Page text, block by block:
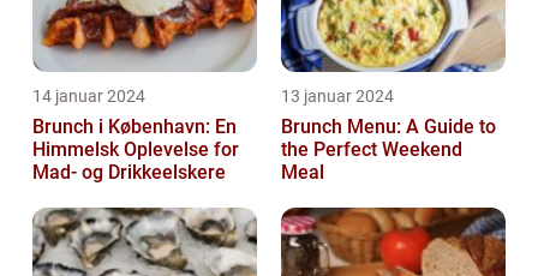
14 januar 2024
Brunch i København: En
Himmelsk Oplevelse for
Mad- og Drikkeelskere
13 januar 2024
Brunch Menu: A Guide to
the Perfect Weekend
Meal